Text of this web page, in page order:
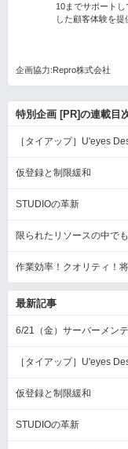
10までサポート
した顧客体験を提
企画協力:Repro株式会社
特別企画 [PR]の連載目
［タイアップ］U'eyes
仮登録と制限緩和
STUDIOの革新
限られたリソースの中で
作業効率！クオリティ！
最新記事
6/21（金）サーバーメン
［タイアップ］U'eyes
仮登録と制限緩和
STUDIOの革新